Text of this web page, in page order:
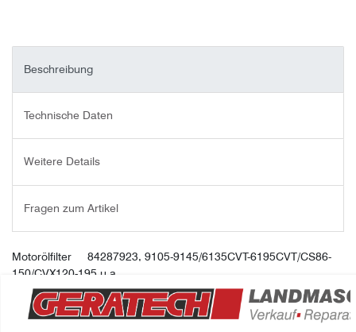
Beschreibung
Technische Daten
Weitere Details
Fragen zum Artikel
Motorölfilter 84287923, 9105-9145/6135CVT-6195CVT/CS86-
150/CVX120-195 u.a.
CNH-Artikelnummer: 84287923